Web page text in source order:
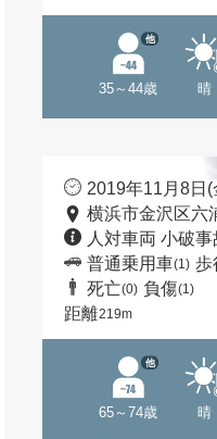
35～44歳
他
晴
2019年11月8日(
横浜市金沢区六
人対車両 小破事
普通乗用車(1) 歩
死亡(0) 負傷(1)
距離219m
65～74歳
他
晴